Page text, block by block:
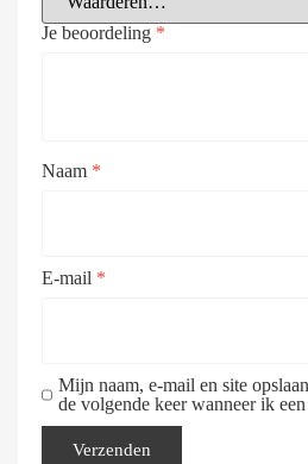
Je beoordeling *
Naam *
E-mail *
Mijn naam, e-mail en site
de volgende keer wanneer ik